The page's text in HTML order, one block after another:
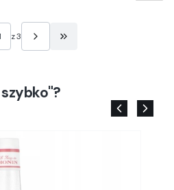
z 3 Przejdź do ostatniej